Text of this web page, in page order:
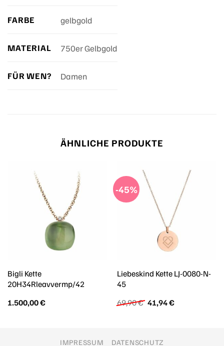
FARBE gelbgold
MATERIAL 750er Gelbgold
FÜR WEN? Damen
ÄHNLICHE PRODUKTE
Bigli Kette
20H34Rleavvermp/42
1.500,00€
-45%
Liebeskind Kette LJ-0080-N-
45
69,90€ Ursprünglicher
Preis
41,94€Aktueller
IMPRESSUM DATENSCHUTZ